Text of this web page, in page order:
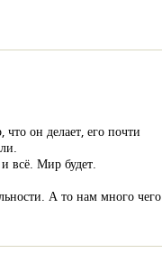
он делает, его почти
всё. Мир будет.
А то нам много чего